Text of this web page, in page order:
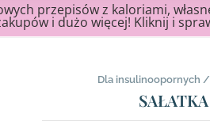
przepisów z kaloriami,
i dużo więcej! Kliknij i
Dla insulinoopornych /